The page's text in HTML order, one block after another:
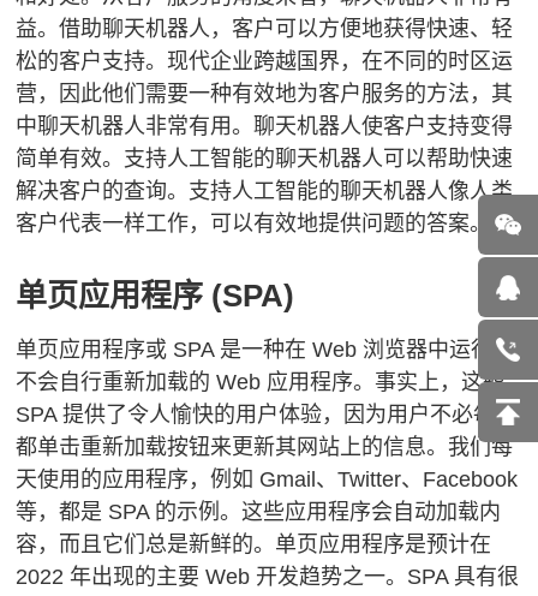
益。借助聊天机器人，客户可以方便地获得快速、轻
松的客户支持。现代企业跨越国界，在不同的时区运
营，因此他们需要一种有效地为客户服务的方法，其
中聊天机器人非常有用。聊天机器人使客户支持变得
简单有效。 支持人工智能的聊天机器人可以帮助快速
解决客户的查询。 支持人工智能的聊天机器人像人类
客户代表一样工作，可以有效地提供问题的答案。
单页应用程序 (SPA)
单页应用程序或 SPA 是一种在 Web 浏览器中运行且
不会自行重新加载的 Web 应用程序。事实上，这些
SPA 提供了令人愉快的用户体验，因为用户不必每次
都单击重新加载按钮来更新其网站上的信息。 我们每
天使用的应用程序，例如 Gmail、Twitter、Facebook
等，都是 SPA 的示例。这些应用程序会自动加载内
容，而且它们总是新鲜的。 单页应用程序是预计在
2022 年出现的主要 Web 开发趋势之一。SPA 具有很